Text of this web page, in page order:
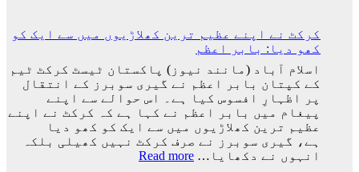
واپس
کیوں
گئے؟
وجہ
سامنے
آ
گئی
کا
بند
ہوا،
جو
اچھا
کھیلے
گا
وہ
ٹیم
کرکٹ نے اپنے عظیم ترین کھلاڑیوں میں سے ایک کو
کھو دیا: بابر اعظم
اسلام آباد (مانند نیوز) پاکستان ٹیسٹ کرکٹ ٹیم
کے کپتان بابر اعظم نے گیری سوبرز کے انتقال
پر اظہارِ افسوس کیا ہے۔ اس حوالے سے اپنے
پیغام میں بابر اعظم نے کہا ہے کہ کرکٹ نے اپنے
عظیم ترین کھلاڑیوں میں سے ایک کو کھو دیا
ہے، گیری سوبرز نے صرف کرکٹ نہیں کھیلی بلکہ
انہوں نے دکھایا… Read more
: